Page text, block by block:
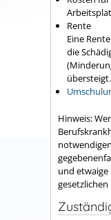
Rente
Eine
die
übersteigt.
Hinweis:
und